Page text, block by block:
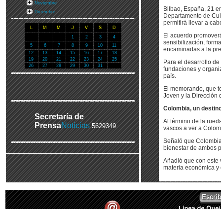
Noviembre
Diciembre
L M M J V S
D
1
2 3
4
5
6 7 8 9 10
11
12
13 14 15 16 17
18
19
20 21 22 23 24
25
26
27 28 29 30 31
Secretaría de
PrensaNoticias 5629349
Bilbao, España, 21
Departamento de
permitirá llevar a
El acuerdo
sensibilización,
encaminadas a la
Para el desarrollo
fundaciones y
país.
El memorando, que
Joven y la Dirección
Colombia, un
Al término de la
vascos a ver a
Señaló que
bienestar de ambos
Añadió que con este
materia económica